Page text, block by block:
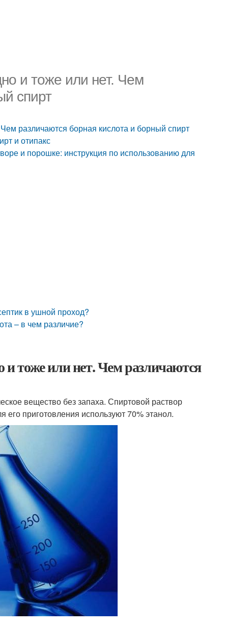
и тоже или нет. Чем
спирт
различаются борная кислота и борный спирт
и отипакс
и порошке: инструкция по использованию для
в ушной проход?
– в чем различие?
тоже или нет. Чем различаются
вещество без запаха. Спиртовой раствор
приготовления используют 70% этанол.